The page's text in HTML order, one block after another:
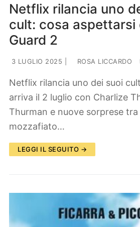
Netflix rilancia uno
cult: cosa aspettarsi
Guard 2
3 LUGLIO 2025 ROSA LICCARDO
Netflix rilancia uno dei suoi
arriva il 2 luglio con Charlize
Thurman e nuove sorprese
mozzafiato…
LEGGI IL SEGUITO →